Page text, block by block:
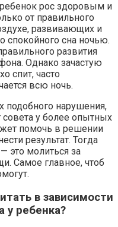
рос здоровым и
от правильного
развивающих и
спокойного сна ночью.
развития
Однако зачастую
спит, часто
всю ночь.
подобного нарушения,
у более опытных
помочь в решении
результат. Тогда
это молиться за
Самое главное, чтоб
в зависимости
у ребенка?